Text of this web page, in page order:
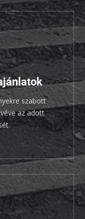
szabott
az adott